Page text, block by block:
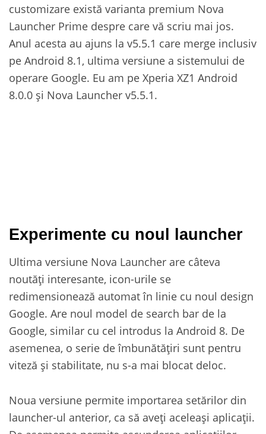
customizare există varianta premium Nova
Launcher Prime despre care vă scriu mai jos.
Anul acesta au ajuns la v5.5.1 care merge inclusiv
pe Android 8.1, ultima versiune a sistemului de
operare Google. Eu am pe Xperia XZ1 Android
8.0.0 și Nova Launcher v5.5.1.
Experimente cu noul launcher
Ultima versiune Nova Launcher are câteva
noutăți interesante, icon-urile se
redimensionează automat în linie cu noul design
Google. Are noul model de search bar de la
Google, similar cu cel introdus la Android 8. De
asemenea, o serie de îmbunătățiri sunt pentru
viteză și stabilitate, nu s-a mai blocat deloc.
Noua versiune permite importarea setărilor din
launcher-ul anterior, ca să aveți aceleași aplicații.